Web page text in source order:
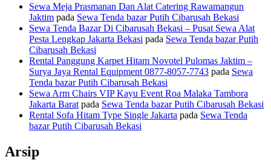
Sewa Meja Prasmanan Dan Alat Catering Rawamangun
Jaktim pada Sewa Tenda bazar Putih Cibarusah Bekasi
Sewa Tenda Bazar Di Cibarusah Bekasi – Pusat Sewa Alat
Pesta Lengkap Jakarta Bekasi pada Sewa Tenda bazar Putih
Cibarusah Bekasi
Rental Panggung Karpet Hitam Novotel Pulomas Jaktim –
Surya Jaya Rental Equipment 0877-8057-7743 pada Sewa
Tenda bazar Putih Cibarusah Bekasi
Sewa Arm Chairs VIP Kayu Event Roa Malaka Tambora
Jakarta Barat pada Sewa Tenda bazar Putih Cibarusah Bekasi
Rental Sofa Hitam Type Single Jakarta pada Sewa Tenda
bazar Putih Cibarusah Bekasi
Arsip